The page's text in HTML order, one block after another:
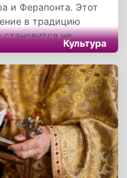
и Ферапонта. Этот
в традицию
не
а духовным мостом
веры и
Культура